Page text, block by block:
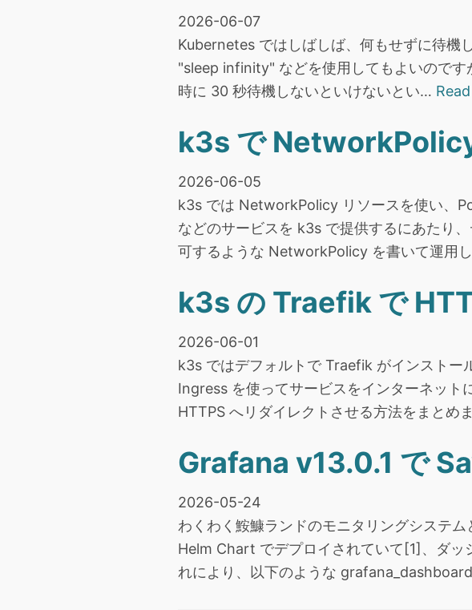
2026-06-07
Kubernetes ではしばしば、何もせずに待機
"sleep infinity" などを使用してもよいのです
時に 30 秒待機しないといけないとい…
k3s で
2026-06-05
k3s では NetworkPolicy リソースを使い、
などのサービスを k3s で提供するにあたり
可するような NetworkPolicy を書いて運用
k3s の Traefik で
2026-06-01
k3s ではデフォルトで Traefik がインストー
Ingress を使ってサービスをインターネット
HTTPS へリダイレクトさせる方法をまとめ
Grafana v13.0.1 で
2026-05-24
わくわく鮟鱇ランドのモニタリングシステ
Helm Chart でデプロイされていて[1]、ダッ
れにより、以下のような